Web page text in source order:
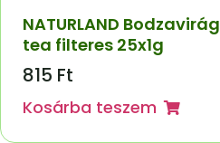
NATURLAND Bodzavirág
tea filteres 25x1g
815 Ft
Kosárba teszem